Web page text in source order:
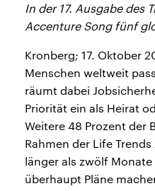
In der 17. Ausgabe des
Accenture Song fünf
Kronberg; 17. Oktober
Menschen weltweit
räumt dabei
Priorität ein als Heirat
Weitere 48 Prozent der
Rahmen der Life
länger als zwölf
überhaupt Pläne